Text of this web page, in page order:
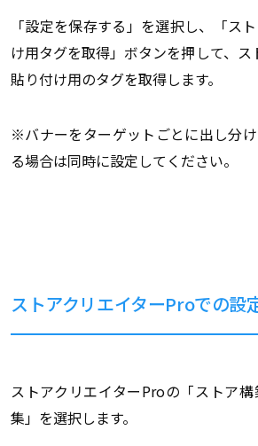
「設定を保存する」を選択し、「ス
け用タグを取得」ボタンを押して、
貼り付け用のタグを取得します。
※バナーをターゲットごとに出し分
る場合は同時に設定してください。
ストアクリエイターProでの設
ストアクリエイターProの「ストア
集」を選択します。